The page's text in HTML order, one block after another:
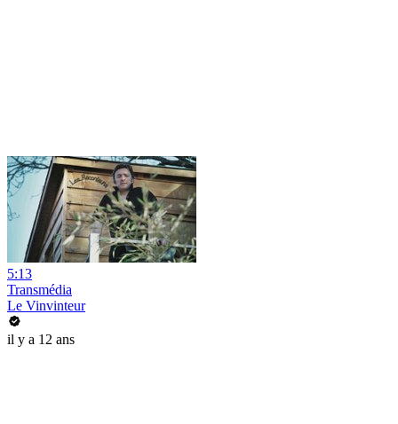
5:13
Transmédia
Le Vinvinteur
il y a 12 ans